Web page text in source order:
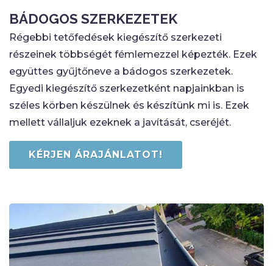
BÁDOGOS SZERKEZETEK
Régebbi tetőfedések kiegé­szítő szerkezeti
részeinek többségét fémlemezzel képezték. Ezek
együttes gyűjtőneve a bádogos szerkeze­tek.
Egyedi kiegészítő szerkezetként nap­jainkban is
széles körben készülnek és készítünk mi is. Ezek
mellett vállaljuk ezeknek a javítását, cseréjét.
KÉRJEN ÁRAJÁNLATOT!